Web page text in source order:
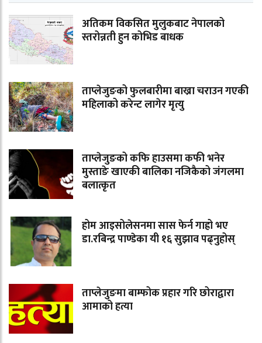
अतिकम विकसित मुलुकबाट नेपालको
स्तरोन्नती हुन कोभिड बाधक
ताप्लेजुङको फुलबारीमा बाख्रा चराउन गएकी
महिलाको करेन्ट लागेर मृत्यु
ताप्लेजुङको कफि हाउसमा कफी भनेर
मुस्ताङे खाएकी बालिका नजिकैको जंगलमा
बलात्कृत
होम आइसोलेसनमा सास फेर्न गाह्रो भए
डा.रबिन्द्र पाण्डेका यी १६ सुझाव पढ्नुहोस्
ताप्लेजुङमा बाम्फोक प्रहार गरि छोराद्वारा
आमाको हत्या